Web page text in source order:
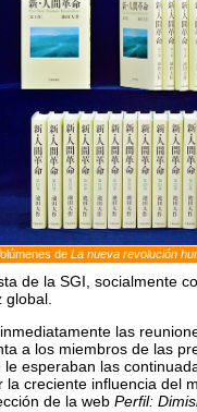
de La nueva revolución
de la SGI, socialmente
las
a los miembros de las
esperaban las
creciente influencia del
de la web Perfil: